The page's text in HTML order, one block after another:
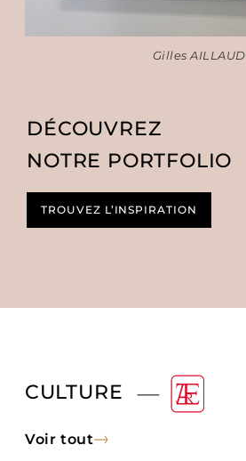
Gilles AILLAUD
DÉCOUVREZ
NOTRE PORTFOLIO
TROUVEZ L’INSPIRATION
CULTURE
Voir tout